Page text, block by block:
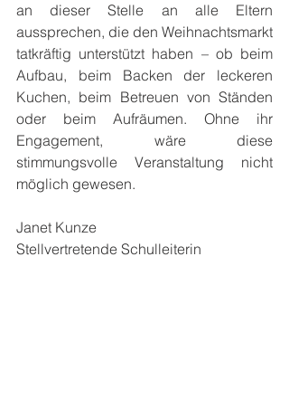
an dieser Stelle an alle Eltern
aussprechen, die den Weihnachtsmarkt
tatkräftig unterstützt haben – ob beim
Aufbau, beim Backen der leckeren
Kuchen, beim Betreuen von Ständen
oder beim Aufräumen. Ohne ihr
Engagement, wäre diese
stimmungsvolle Veranstaltung nicht
möglich gewesen.
Janet Kunze
Stellvertretende Schulleiterin